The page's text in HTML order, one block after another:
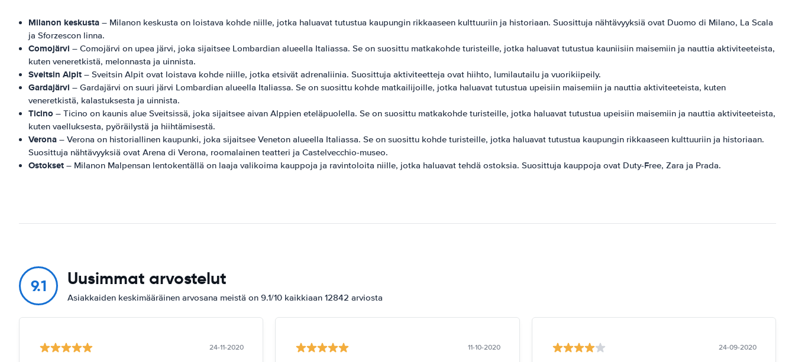
Milanon keskusta – Milanon keskusta on loistava kohde niille, jotka haluavat tutustua kaupungin rikkaaseen kulttuuriin ja historiaan. Suosittuja nähtävyyksiä ovat Duomo di Milano, La Scala
ja Sforzescon linna.
Comojärvi – Comojärvi on upea järvi, joka sijaitsee Lombardian alueella Italiassa. Se on suosittu matkakohde turisteille, jotka haluavat tutustua kauniisiin maisemiin ja nauttia aktiviteeteista,
kuten veneretkistä, melonnasta ja uinnista.
Sveitsin Alpit – Sveitsin Alpit ovat loistava kohde niille, jotka etsivät adrenaliinia. Suosittuja aktiviteetteja ovat hiihto, lumilautailu ja vuorikiipeily.
Gardajärvi – Gardajärvi on suuri järvi Lombardian alueella Italiassa. Se on suosittu kohde matkailijoille, jotka haluavat tutustua upeisiin maisemiin ja nauttia aktiviteeteista, kuten
veneretkistä, kalastuksesta ja uinnista.
Ticino – Ticino on kaunis alue Sveitsissä, joka sijaitsee aivan Alppien eteläpuolella. Se on suosittu matkakohde turisteille, jotka haluavat tutustua upeisiin maisemiin ja nauttia aktiviteeteista,
kuten vaelluksesta, pyöräilystä ja hiihtämisestä.
Verona – Verona on historiallinen kaupunki, joka sijaitsee Veneton alueella Italiassa. Se on suosittu kohde turisteille, jotka haluavat tutustua kaupungin rikkaaseen kulttuuriin ja historiaan.
Suosittuja nähtävyyksiä ovat Arena di Verona, roomalainen teatteri ja Castelvecchio-museo.
Ostokset – Milanon Malpensan lentokentällä on laaja valikoima kauppoja ja ravintoloita niille, jotka haluavat tehdä ostoksia. Suosittuja kauppoja ovat Duty-Free, Zara ja Prada.
9.1 Uusimmat arvostelut
Asiakkaiden keskimääräinen arvosana meistä on 9.1/10 kaikkiaan 12842 arviosta
24-11-2020 11-10-2020 24-09-2020